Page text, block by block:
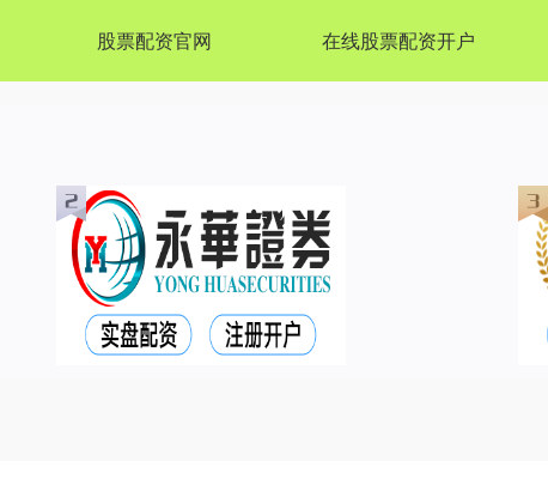
股票配资官网 在线股票配资开户